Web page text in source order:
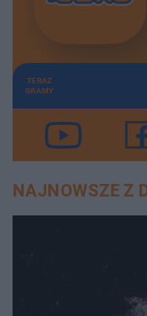
TERAZ
GRAMY
NAJNOWSZE Z